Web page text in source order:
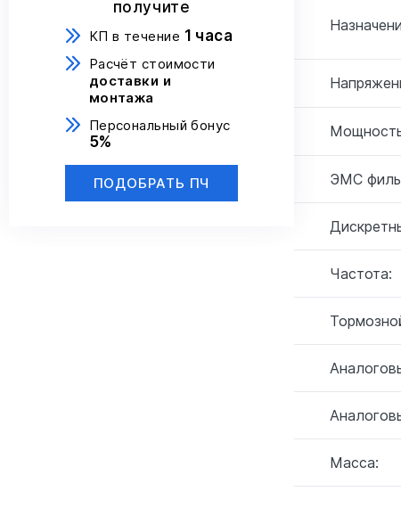
получите
КП в течение 1 часа
Расчёт стоимости
доставки и
монтажа
Персональный бонус
5%
ПОДОБРАТЬ ПЧ ЭМС
Частота:
Масса: